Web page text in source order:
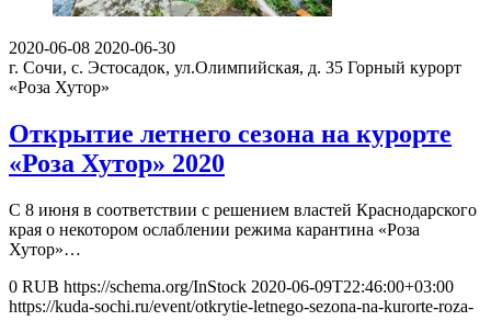
2020-06-08 2020-06-30
г. Сочи, с. Эстосадок, ул.Олимпийская, д. 35 Горный курорт
«Роза Хутор»
Открытие летнего сезона на курорте
«Роза Хутор» 2020
С 8 июня в соответствии с решением властей Краснодарского
края о некотором ослаблении режима карантина «Роза
Хутор»…
0 RUB https://schema.org/InStock 2020-06-09T22:46:00+03:00
https://kuda-sochi.ru/event/otkrytie-letnego-sezona-na-kurorte-roza-